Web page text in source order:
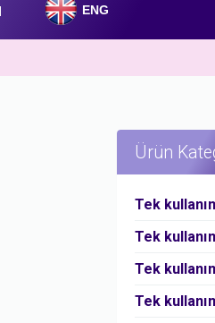
ENG
Ürün
Tek
Tek
Tek
Tek